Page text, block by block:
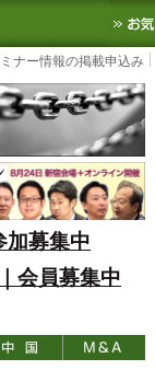
イトなど国内外の
ナー情報の掲載申込み
募集中
会員募集中